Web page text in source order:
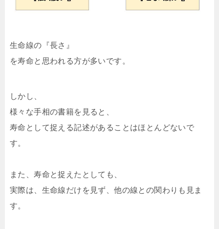
生命線の『長さ』
を寿命と思われる方が多いです。
しかし、
様々な手相の書籍を見ると、
寿命として捉える記述があることはほとんどないで
す。
また、寿命と捉えたとしても、
実際は、生命線だけを見ず、他の線との関わりも見ま
す。